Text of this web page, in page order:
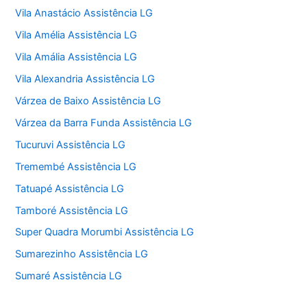
Vila Anastácio Assistência LG
Vila Amélia Assistência LG
Vila Amália Assistência LG
Vila Alexandria Assistência LG
Várzea de Baixo Assistência LG
Várzea da Barra Funda Assistência LG
Tucuruvi Assistência LG
Tremembé Assistência LG
Tatuapé Assistência LG
Tamboré Assistência LG
Super Quadra Morumbi Assistência LG
Sumarezinho Assistência LG
Sumaré Assistência LG